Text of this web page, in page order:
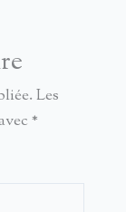
Les
*